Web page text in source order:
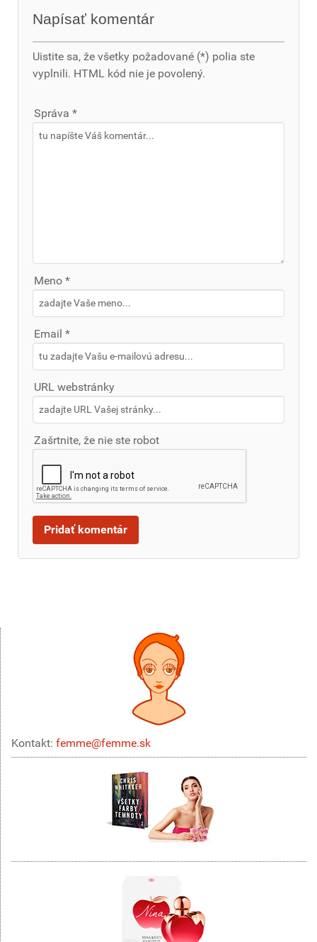
Napísať komentár
Uistite sa, že všetky požadované (*) polia ste
vyplnili. HTML kód nie je povolený.
Správa *
Meno *
Email *
URL webstránky
Zašrtnite, že nie ste robot
Kontakt: femme@femme.sk